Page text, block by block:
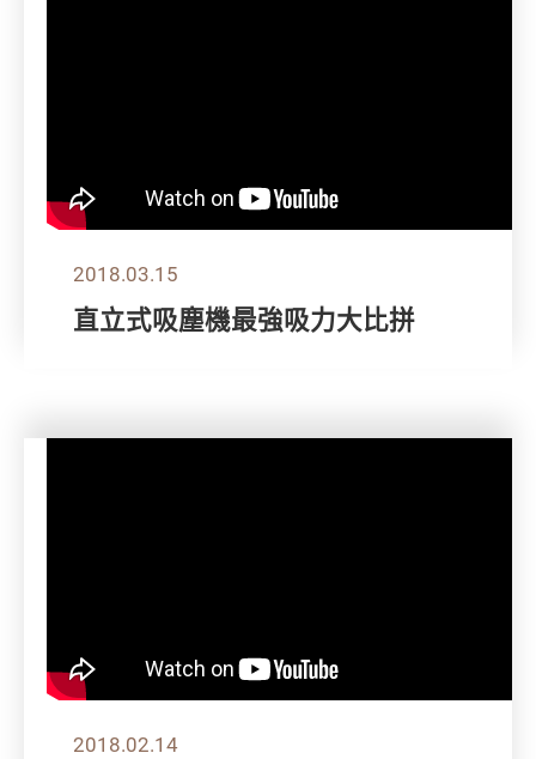
2018.03.15
直立式吸塵機最強吸力大比拼
2018.02.14